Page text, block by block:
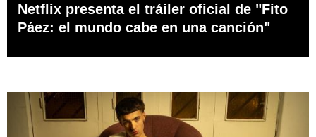
Netflix presenta el tráiler oficial de "Fito
Páez: el mundo cabe en una canción"